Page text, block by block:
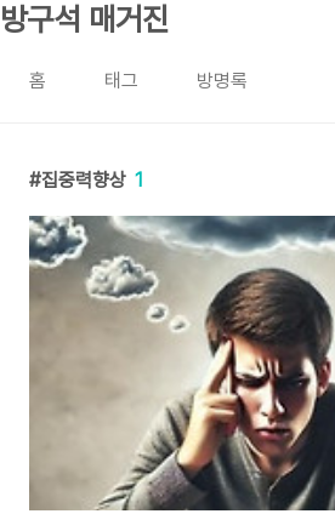
본문 바로가기
방구석 매거진
홈 태그 방명록
집중력향상 1